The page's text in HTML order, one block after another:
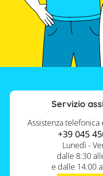
Servizio
Assistenza telefonica
+39 045
Lunedì -
dalle 8:30
e dalle 14:00